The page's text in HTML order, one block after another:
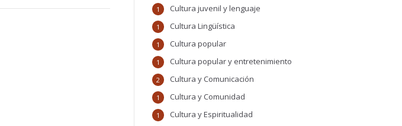
Cultura juvenil y lenguaje
1
Cultura Lingüística
1
Cultura popular
1
Cultura popular y entretenimiento
1
Cultura y Comunicación
2
Cultura y Comunidad
1
Cultura y Espiritualidad
1